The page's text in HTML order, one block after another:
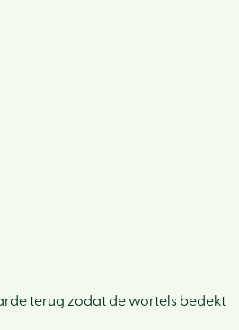
Home
terug zodat de wortels bedekt